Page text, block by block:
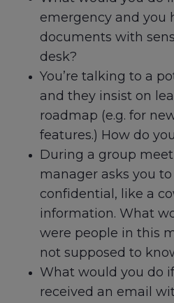
emergency and you
documents with
desk?
You’re talking to a
and they insist on
roadmap (e.g. for
features.) How do
During a group
manager asks you
confidential, like a
information. What
were people in this
not supposed to
What would you do
received an email